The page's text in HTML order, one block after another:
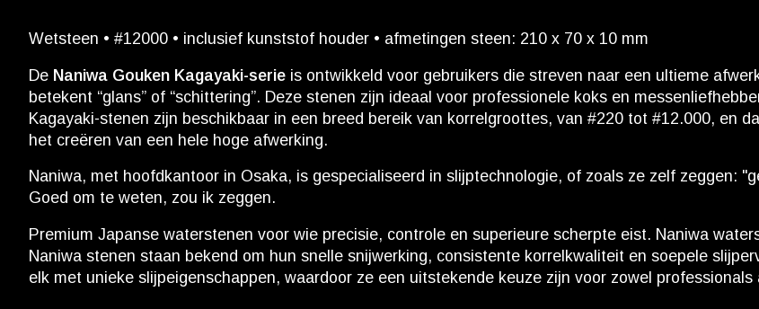
Wetsteen • #12000 • inclusief kunststof houder • afmetingen steen: 210 x 70 x 10 mm
De Naniwa Gouken Kagayaki-serie is ontwikkeld voor gebruikers die streven naar een ultieme
betekent “glans” of “schittering”. Deze stenen zijn ideaal voor professionele koks en
Kagayaki-stenen zijn beschikbaar in een breed bereik van korrelgroottes, van #220 tot #12.000, en
het creëren van een hele hoge afwerking.
Naniwa, met hoofdkantoor in Osaka, is gespecialiseerd in slijptechnologie, of zoals ze zelf zeggen:
Goed om te weten, zou ik zeggen.
Premium Japanse waterstenen voor wie precisie, controle en superieure scherpte eist. Naniwa
Naniwa stenen staan ​​bekend om hun snelle snijwerking, consistente korrelkwaliteit en soepele
elk met unieke slijpeigenschappen, waardoor ze een uitstekende keuze zijn voor zowel professionals